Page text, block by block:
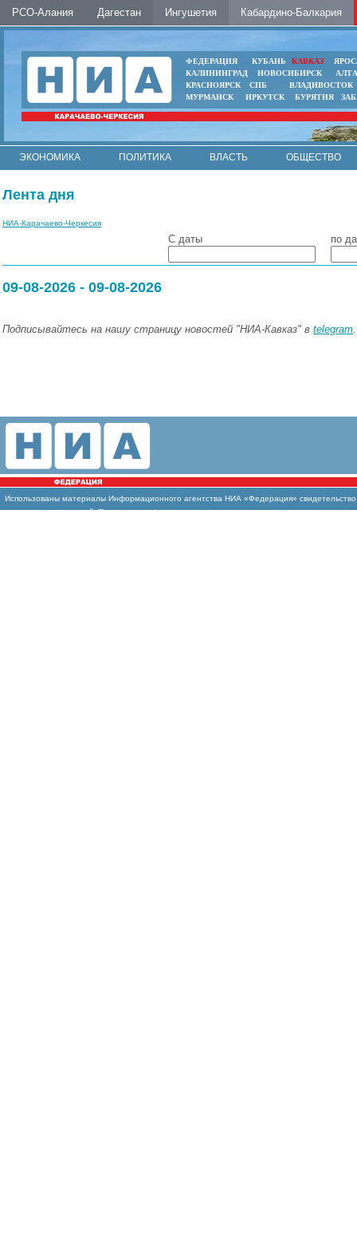
РСО-Алания Дагестан Ингушетия Кабардино-Балкария
ФЕДЕРАЦИЯ КУБАНЬ КАВКАЗ
КАЛИНИНГРАД
НОВОСИБИРСК
КРАСНОЯРСК
СПБ
ВЛАДИВОСТОК
МУРМАНСК
ИРКУТСК БУРЯТИЯ
ЭКОНОМИКА ПОЛИТИКА ВЛАСТЬ
ОБЩЕСТВО
Лента дня
НИА-Карачаево-Черкесия
С даты по
09-08-2026 - 09-08-2026
Подписывайтесь на нашу страницу новостей "НИА-Кавказ" в telegram
Использованы материалы Информационного агентства НИА «Федерация»
массовых коммуникаций (Роскомнадзор)